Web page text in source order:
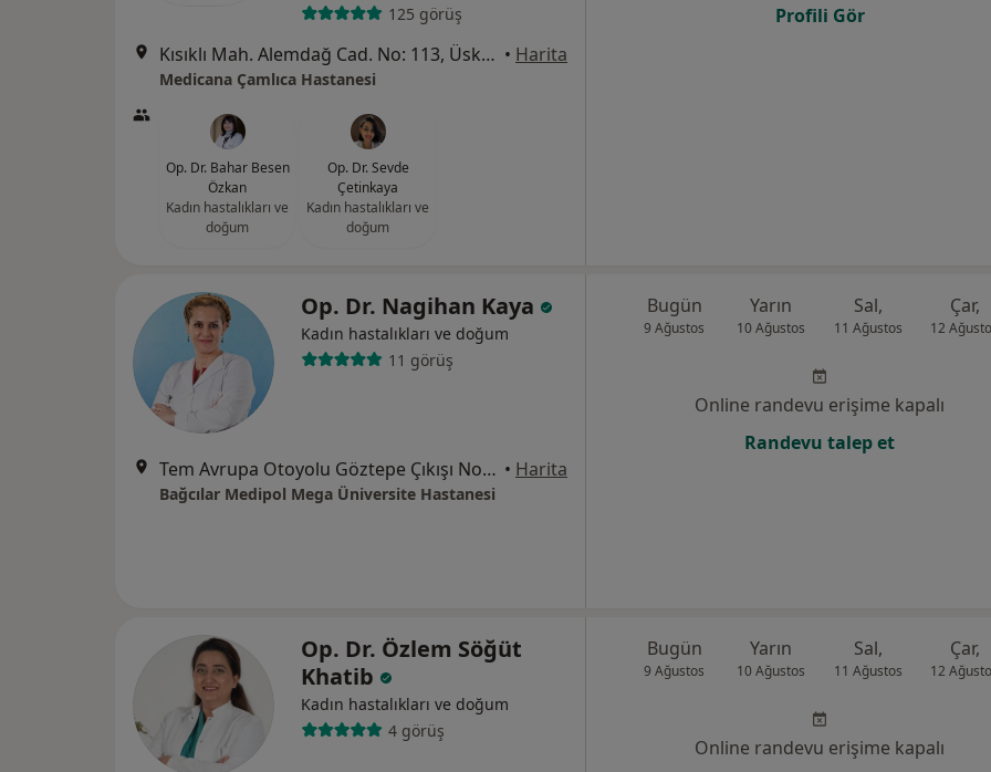
125 görüş
Kısıklı Mah. Alemdağ Cad. No: 113, Üsküdar • Harita
Medicana Çamlıca Hastanesi
Op. Dr. Bahar Besen
Özkan
Kadın hastalıkları ve
doğum
Op. Dr. Sevde
Çetinkaya
Kadın hastalıkları ve
doğum
Profili Gör
Op. Dr. Nagihan Kaya
Kadın hastalıkları ve doğum
11 görüş
Tem Avrupa Otoyolu Göztepe Çıkışı No: 1Bağcılar, İstanbul • Harita
Bağcılar Medipol Mega Üniversite Hastanesi
Bugün
9 Ağustos
Yarın
10 Ağustos
Sal,
11 Ağustos
Çar,
12
Online randevu erişime kapalı
Randevu talep et
Op. Dr. Özlem Söğüt
Khatib
Kadın hastalıkları ve doğum
4 görüş
Bugün
9 Ağustos
Yarın
10 Ağustos
Sal,
11 Ağustos
Çar,
12
Online randevu erişime kapalı